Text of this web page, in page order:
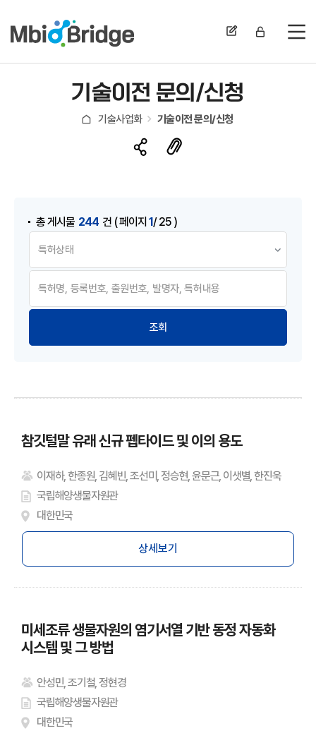
전
기술이전 문의/신청
기술사업화 기술이전 문의/신청
총 게시물 244 건 ( 페이지 1/ 25 )
참깃털말 유래 신규 펩타이드 및 이의 용도
이재하, 한종원, 김혜빈, 조선미, 정승현, 윤문근, 이샛별, 한진욱
국립해양생물자원관
대한민국
상세보기
미세조류 생물자원의 염기서열 기반 동정 자동화
시스템 및 그 방법
안성민, 조기철, 정현경
국립해양생물자원관
대한민국